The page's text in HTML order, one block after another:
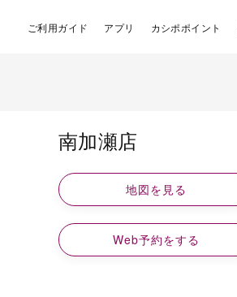
ご利用ガイド アプリ カシポポイント
南加瀬店
地図を見る
Web予約をする